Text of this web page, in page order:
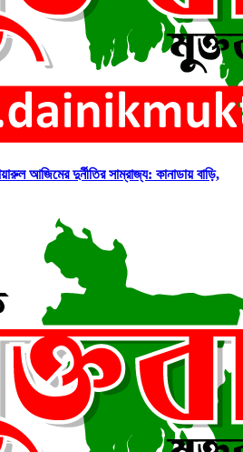
আজিমের দুর্নীতির সাম্রাজ্য: কানাডায় বাড়ি,